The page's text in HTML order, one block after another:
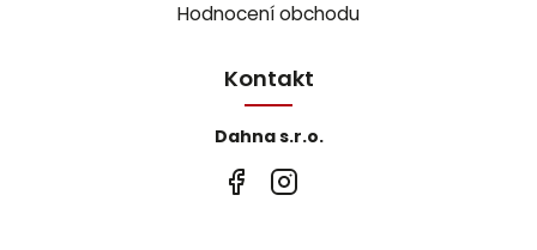
Hodnocení obchodu
Kontakt
Dahna s.r.o.